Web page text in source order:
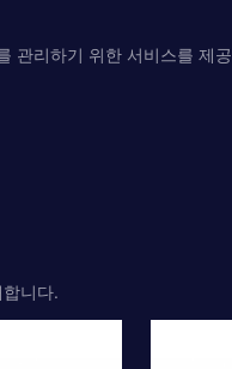
관리하기 위한 서비스를 제
니다.